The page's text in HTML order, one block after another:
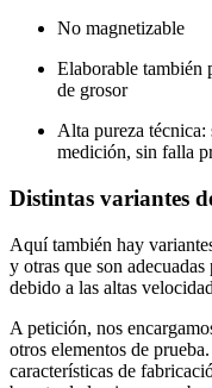
No magnetizable
Elaborable también
de grosor
Alta pureza técnica:
medición, sin falla
Distintas variantes
Aquí también hay
y otras que son
debido a las altas
A petición, nos
otros elementos de
características de